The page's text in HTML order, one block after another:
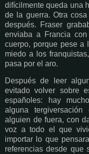
difícilmente queda una
de la guerra. Otra
después. Fraser
enviaba a Francia
cuerpo, porque pese a
miedo a los
pasa por el aro.
Después de leer
evitado volver sobre
españoles: hay
alguna
alguien de fuera, con
voz a todo el que
importar lo que
referencias desde que